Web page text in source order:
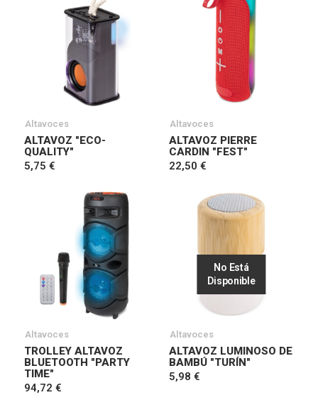
Altavoces
ALTAVOZ "ECO-
QUALITY"
5,75 €
Altavoces
ALTAVOZ PIERRE
CARDIN "FEST"
22,50 €
Altavoces
TROLLEY ALTAVOZ
BLUETOOTH "PARTY
TIME"
94,72 €
No Está
Disponible
Altavoces
ALTAVOZ LUMINOSO DE
BAMBÚ "TURÍN"
5,98 €